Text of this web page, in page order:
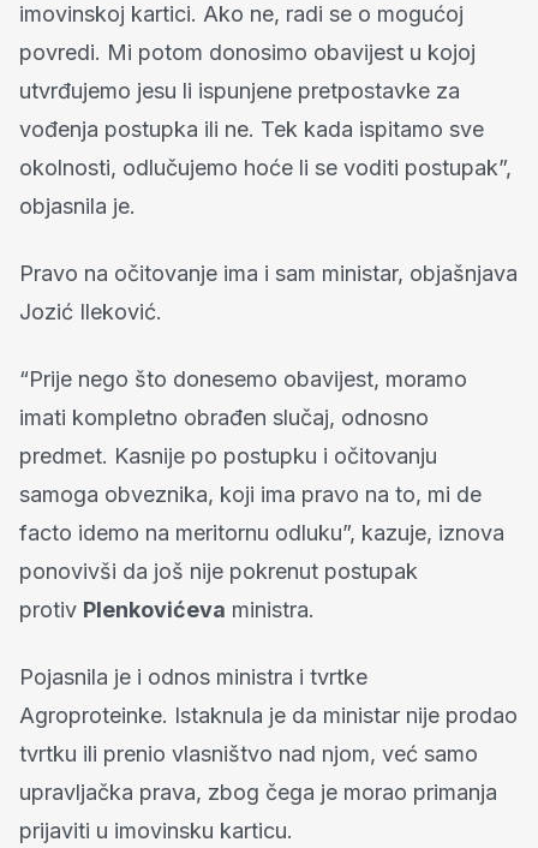
imovinskoj kartici. Ako ne, radi se o mogućoj
povredi. Mi potom donosimo obavijest u kojoj
utvrđujemo jesu li ispunjene pretpostavke za
vođenja postupka ili ne. Tek kada ispitamo sve
okolnosti, odlučujemo hoće li se voditi postupak”,
objasnila je.
Pravo na očitovanje ima i sam ministar, objašnjava
Jozić Ileković.
“Prije nego što donesemo obavijest, moramo
imati kompletno obrađen slučaj, odnosno
predmet. Kasnije po postupku i očitovanju
samoga obveznika, koji ima pravo na to, mi de
facto idemo na meritornu odluku”, kazuje, iznova
ponovivši da još nije pokrenut postupak
protiv Plenkovićeva ministra.
Pojasnila je i odnos ministra i tvrtke
Agroproteinke. Istaknula je da ministar nije prodao
tvrtku ili prenio vlasništvo nad njom, već samo
upravljačka prava, zbog čega je morao primanja
prijaviti u imovinsku karticu.